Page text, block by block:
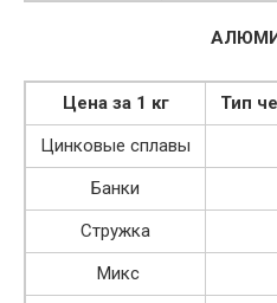
Цена за 1 кг
Тип
Цинковые сплавы
Банки
Стружка
Микс